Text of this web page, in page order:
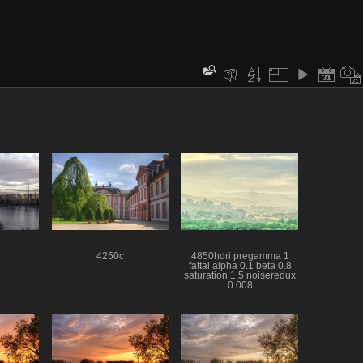
4250c
4850hdri pregamma 1
fattal alpha 0.1 beta 0.8
saturation 1.5 noiseredux
0.008